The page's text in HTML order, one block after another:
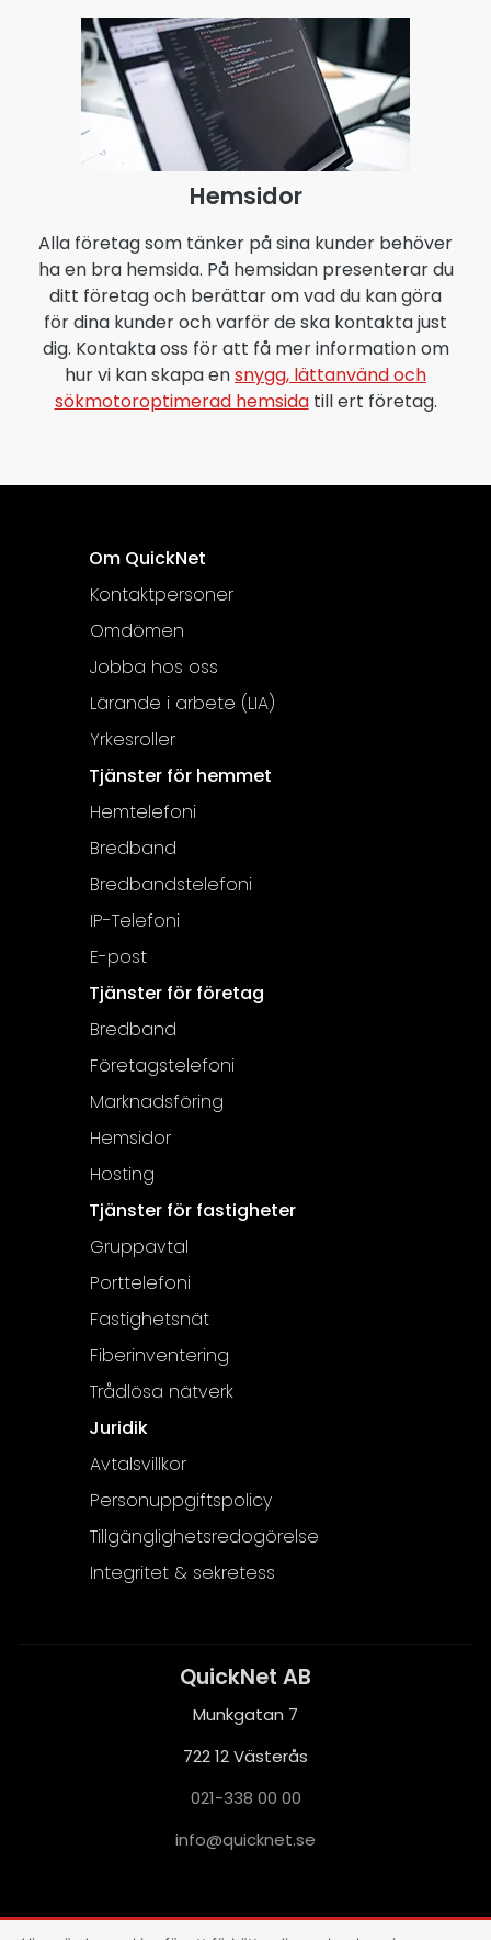
Hemsidor
Alla företag som tänker på sina kunder behöver
ha en bra hemsida. På hemsidan presenterar du
ditt företag och berättar om vad du kan göra
för dina kunder och varför de ska kontakta just
dig. Kontakta oss för att få mer information om
hur vi kan skapa ensnygg, lättanvänd och
sökmotoroptimerad hemsidatill ert företag.
Om QuickNet
Kontaktpersoner
Omdömen
Jobba hos oss
Lärande i arbete (LIA)
Yrkesroller
Tjänster för hemmet
Hemtelefoni
Bredband
Bredbandstelefoni
IP-Telefoni
E-post
Tjänster för företag
Bredband
Företagstelefoni
Marknadsföring
Hemsidor
Hosting
Tjänster för fastigheter
Gruppavtal
Porttelefoni
Fastighetsnät
Fiberinventering
Trådlösa nätverk
Juridik
Avtalsvillkor
Personuppgiftspolicy
Tillgänglighetsredogörelse
Integritet & sekretess
QuickNet AB
Munkgatan 7
722 12 Västerås
021-338 00 00
es.te
nkciu
q@ofn
i